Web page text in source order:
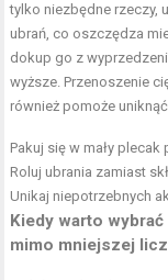
tylko niezbędne rzeczy,
ubrań, co oszczędza
dokup go z
wyższe. Przenoszenie
również pomoże
Pakuj się w mały
Roluj ubrania zamiast
Unikaj niepotrzebnych
Kiedy warto
mimo mniejszej